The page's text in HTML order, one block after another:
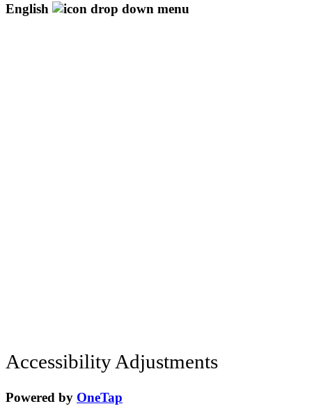
English
Accessibility Adjustments
Powered by OneTap